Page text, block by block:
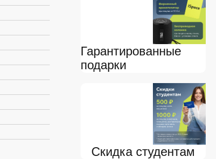
Гарантированные
подарки
Скидка студентам